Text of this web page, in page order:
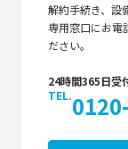
解約手続き、設
専用窓口にお電
ださい。
24時間365日受
TEL.